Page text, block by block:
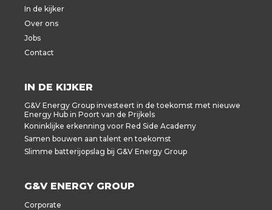
In de kijker
Over ons
Jobs
Contact
IN DE KIJKER
G&V Energy Group investeert in de toekomst met nieuwe
Energy Hub in Poort van de Prijkels
Koninklijke erkenning voor Red Side Academy
Samen bouwen aan talent en toekomst
Slimme batterijopslag bij G&V Energy Group
G&V ENERGY GROUP
Corporate